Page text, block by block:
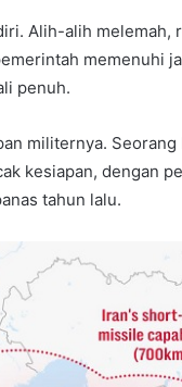
Alih-alih
memenuhi
penuh.
militernya.
kesiapan, dengan
tahun lalu.